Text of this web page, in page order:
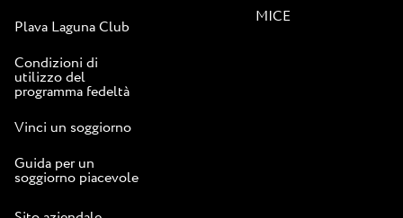
Plava Laguna Club
Condizioni di
utilizzo del
programma fedeltà
Vinci un soggiorno
Guida per un
soggiorno piacevole
MICE